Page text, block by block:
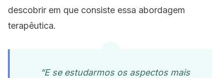
descobrir em que consiste essa abordagem
terapêutica.
“E se estudarmos os aspectos mais